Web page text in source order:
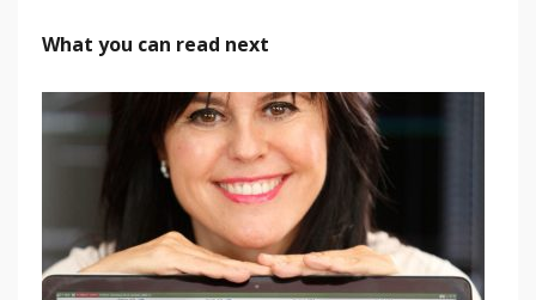
What you can read next